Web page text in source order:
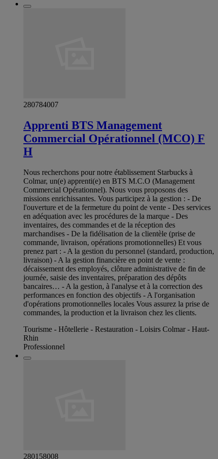
280784007
Apprenti BTS Management
Commercial Opérationnel (MCO) F
H
Nous recherchons pour notre établissement Starbucks à
Colmar, un(e) apprenti(e) en BTS M.C.O (Management
Commercial Opérationnel). Nous vous proposons des
missions enrichissantes. Vous participez à la gestion : - De
l'ouverture et de la fermeture du point de vente - Des services
en adéquation avec les procédures de la marque - Des
inventaires, des commandes et de la réception des
marchandises - De la fidélisation de la clientèle (prise de
commande, livraison, opérations promotionnelles) Et vous
prenez part : - A la gestion du personnel (standard, production,
livraison) - A la gestion financière en point de vente :
décaissement des employés, clôture administrative de fin de
journée, saisie des inventaires, préparation des dépôts
bancaires… - A la gestion, à l'analyse et à la correction des
performances en fonction des objectifs - A l'organisation
d'opérations promotionnelles locales Vous assurez la prise de
commandes, la production et la livraison chez les clients.
Tourisme - Hôtellerie - Restauration - Loisirs Colmar - Haut-
Rhin
Professionnel
280158008